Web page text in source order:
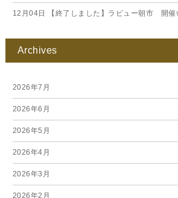
12月04日 【終了しました】ラビュー朝市 開催
Archives
2026年7月
2026年6月
2026年5月
2026年4月
2026年3月
2026年2月